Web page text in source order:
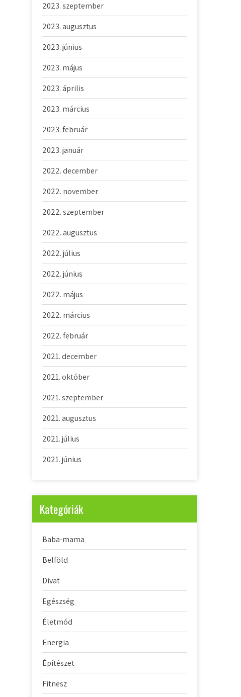
2023. szeptember
2023. augusztus
2023. június
2023. május
2023. április
2023. március
2023. február
2023. január
2022. december
2022. november
2022. szeptember
2022. augusztus
2022. július
2022. június
2022. május
2022. március
2022. február
2021. december
2021. október
2021. szeptember
2021. augusztus
2021. július
2021. június
Kategóriák
Baba-mama
Belföld
Divat
Egészség
Életmód
Energia
Építészet
Fitnesz